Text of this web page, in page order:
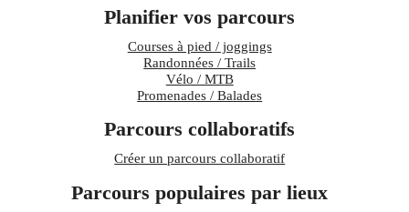
Planifier vos parcours
Courses à pied / joggings
Randonnées / Trails
Vélo / MTB
Promenades / Balades
Parcours collaboratifs
Créer un parcours collaboratif
Parcours populaires par lieux